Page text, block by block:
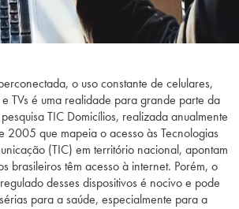
o uso constante de celulares,
TVs é uma realidade para grande parte da
TIC Domicílios, realizada anualmente
2005 que mapeia o acesso às Tecnologias
(TIC) em território nacional, apontam
brasileiros têm acesso à internet. Porém, o
desses dispositivos é nocivo e pode
para a saúde, especialmente para a